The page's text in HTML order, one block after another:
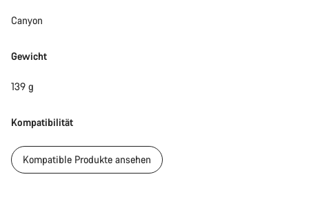
Canyon
Gewicht
139 g
Kompatibilität
Kompatible Produkte ansehen